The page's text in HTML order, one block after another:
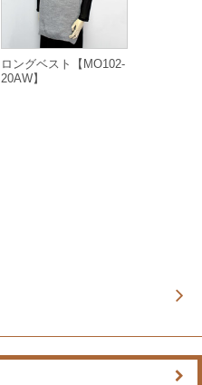
ロングベスト【MO102-
20AW】